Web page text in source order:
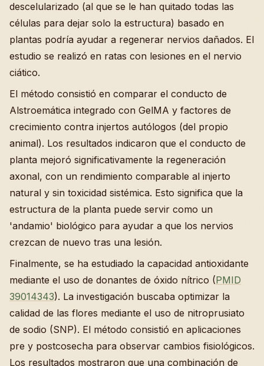
descelularizado (al que se le han quitado todas las
células para dejar solo la estructura) basado en
plantas podría ayudar a regenerar nervios dañados. El
estudio se realizó en ratas con lesiones en el nervio
ciático.
El método consistió en comparar el conducto de
Alstroemática integrado con GelMA y factores de
crecimiento contra injertos autólogos (del propio
animal). Los resultados indicaron que el conducto de
planta mejoró significativamente la regeneración
axonal, con un rendimiento comparable al injerto
natural y sin toxicidad sistémica. Esto significa que la
estructura de la planta puede servir como un
'andamio' biológico para ayudar a que los nervios
crezcan de nuevo tras una lesión.
Finalmente, se ha estudiado la capacidad antioxidante
mediante el uso de donantes de óxido nítrico (PMID
39014343). La investigación buscaba optimizar la
calidad de las flores mediante el uso de nitroprusiato
de sodio (SNP). El método consistió en aplicaciones
pre y postcosecha para observar cambios fisiológicos.
Los resultados mostraron que una combinación de